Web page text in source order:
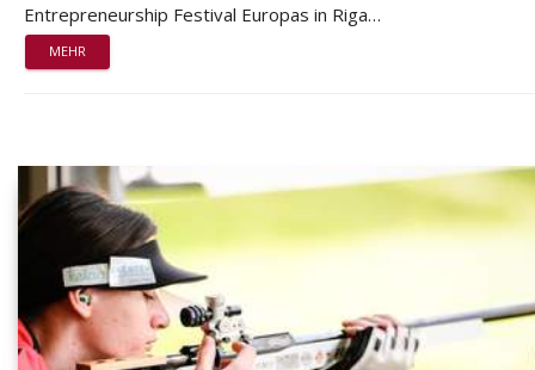
Entrepreneurship Festival Europas in Riga…
MEHR